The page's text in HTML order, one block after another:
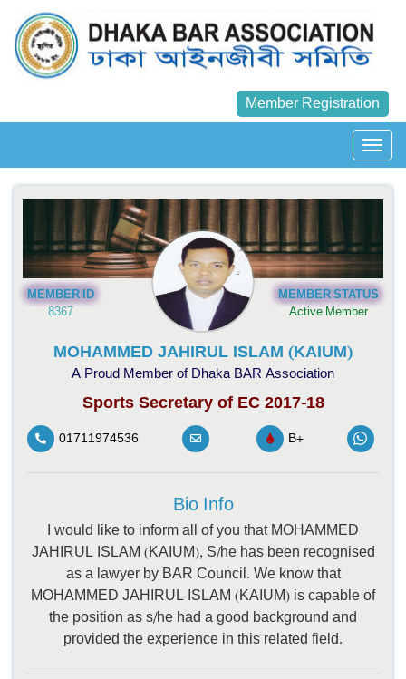
Member Registration
MEMBER ID
8367
MEMBER STATUS
Active Member
MOHAMMED JAHIRUL ISLAM (KAIUM)
A Proud Member of Dhaka BAR Association
Sports Secretary of EC 2017-18
01711974536 B+
Bio Info
I would like to inform all of you that MOHAMMED
JAHIRUL ISLAM (KAIUM), S/he has been recognised
as a lawyer by BAR Council. We know that
MOHAMMED JAHIRUL ISLAM (KAIUM) is capable of
the position as s/he had a good background and
provided the experience in this related field.